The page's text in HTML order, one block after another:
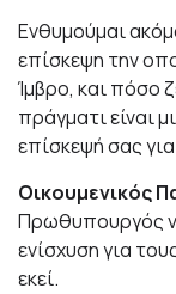
Ενθυμούμαι
επίσκεψη την
Ίμβρο, και πόσο
πράγματι είναι
επίσκεψή σας
Οικουμενικός
Πρωθυπουργός
ενίσχυση για
εκεί.